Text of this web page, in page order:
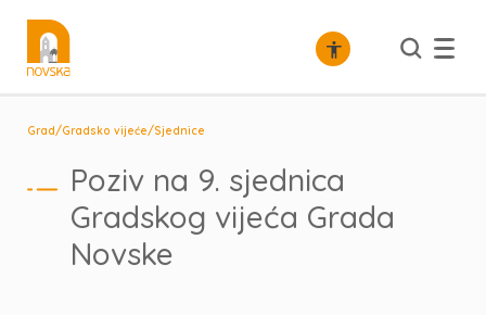
Grad/Gradsko vijeće/Sjednice
Poziv na 9. sjednica
Gradskog vijeća Grada
Novske